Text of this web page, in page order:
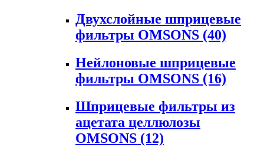
Двухслойные шприцевые
фильтры OMSONS (40)
Нейлоновые шприцевые
фильтры OMSONS (16)
Шприцевые фильтры из
ацетата целлюлозы
OMSONS (12)